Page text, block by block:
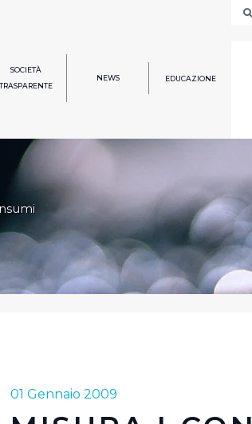
SOCIETÀ
TRASPARENTE
NEWS EDUCAZIONE
01 Gennaio 2009